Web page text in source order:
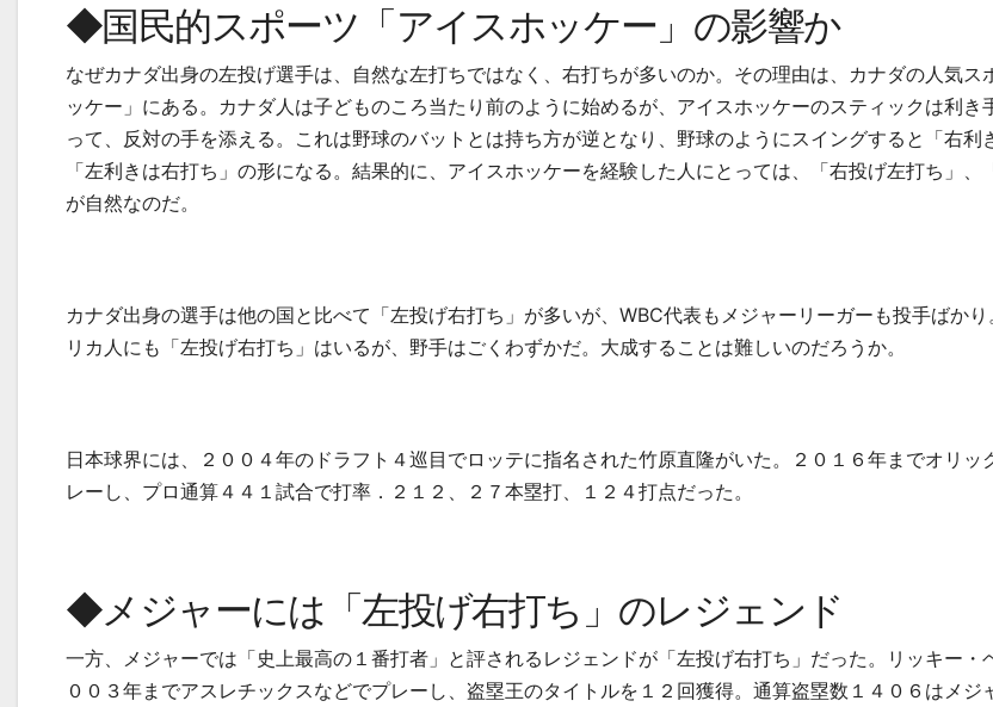
◆国民的スポーツ「アイスホッケー」の影響か
なぜカナダ出身の左投げ選手は、自然な左打ちではなく、右打ちが多いのか。その理由は、カナダの人気ス
ッケー」にある。カナダ人は子どものころ当たり前のように始めるが、アイスホッケーのスティックは利き
って、反対の手を添える。これは野球のバットとは持ち方が逆となり、野球のようにスイングすると「右利
「左利きは右打ち」の形になる。結果的に、アイスホッケーを経験した人にとっては、「右投げ左打ち」、
が自然なのだ。
カナダ出身の選手は他の国と比べて「左投げ右打ち」が多いが、 WBC代表もメジャーリーガーも投手ばかり
リカ人にも「左投げ右打ち」はいるが、野手はごくわずかだ。大成することは難しいのだろうか。
日本球界には、２００４年のドラフト４巡目でロッテに指名された竹原直隆がいた。２０１６年までオリッ
レーし、プロ通算４４１試合で打率．２１２、２７本塁打、１２４打点だった。
◆メジャーには「左投げ右打ち」のレジェンド
一方、メジャーでは「史上最高の１番打者」と評されるレジェンドが「左投げ右打ち」だった。リッキー・
００３年までアスレチックスなどでプレーし、盗塁王のタイトルを１２回獲得。通算盗塁数１４０６はメジ